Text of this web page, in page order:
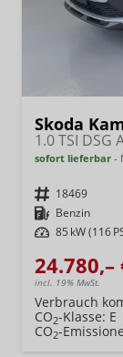
Skoda
sofort lieferbar
Fahrzeugnr. 18469
Kraftstoff Benzin
Leistung 85 kW (116
24.780,–
incl. 19% MwSt.
Verbrauch
CO2-Klasse: E
CO2-